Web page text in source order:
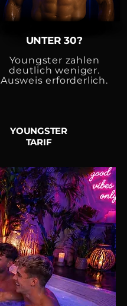
UNTER 30?
Youngster zahlen
deutlich weniger.
Ausweis erforderlich.
YOUNGSTER
TARIF